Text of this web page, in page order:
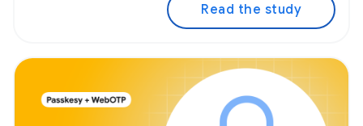
Read the study